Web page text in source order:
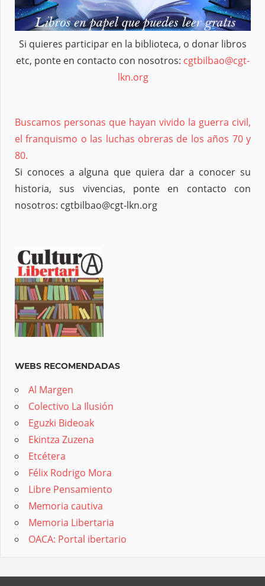
Si quieres participar en la biblioteca, o donar libros
etc, ponte en contacto con nosotros: cgtbilbao@cgt-
lkn.org
Buscamos personas que hayan vivido la guerra civil,
el franquismo o las luchas obreras de los años 70 y
80.
Si conoces a alguna que quiera dar a conocer su
historia, sus vivencias, ponte en contacto con
nosotros: cgtbilbao@cgt-lkn.org
WEBS RECOMENDADAS
Al Margen
Colectivo La Ilusión
Eguzki Bideoak
Ekintza Zuzena
Etcétera
Félix Rodrigo Mora
Libre Pensamiento
Memoria cautiva
Memoria Libertaria
OACA: Portal ibertario